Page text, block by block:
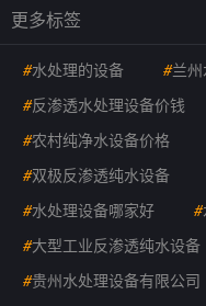
更多标签
#水处理的设备 #兰
#反渗透水处理设备价钱
#农村纯净水设备价格
#双极反渗透纯水设备
#水处理设备哪家好 #
#大型工业反渗透纯水设备
#贵州水处理设备有限公司